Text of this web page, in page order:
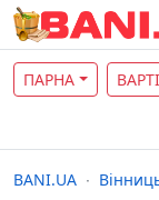
ПАРНА
BANI.UA